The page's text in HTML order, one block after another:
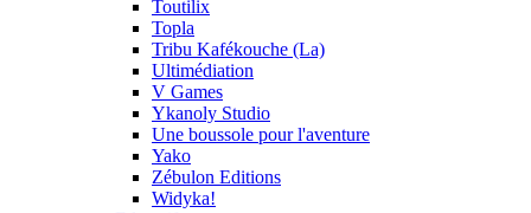
Toutilix
Topla
Tribu Kafékouche (La)
Ultimédiation
V Games
Ykanoly Studio
Une boussole pour l'aventure
Yako
Zébulon Editions
Widyka!